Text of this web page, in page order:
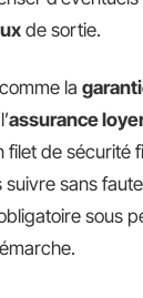
de sortie.
la
assurance
filet de sécurité
suivre sans
sous